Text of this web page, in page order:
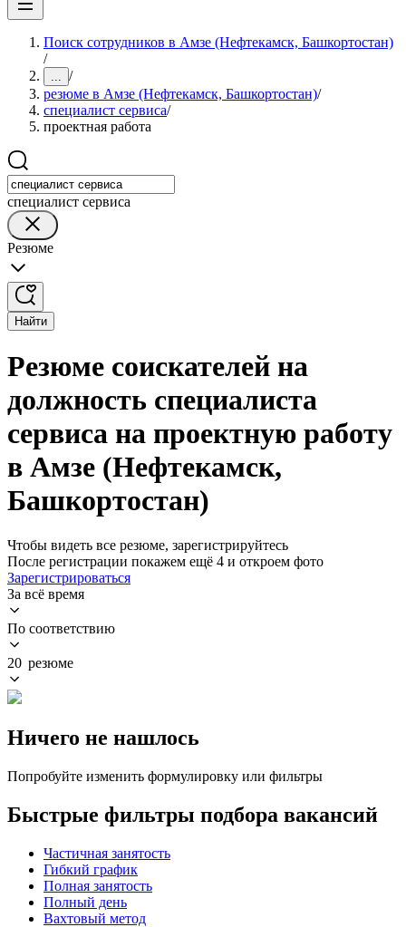
Поиск сотрудников в Амзе (Нефтекамск, Башкортостан)
/
... /
резюме в Амзе (Нефтекамск, Башкортостан)/
специалист сервиса/
проектная работа
специалист сервиса
Резюме
Найти
Резюме соискателей на
должность специалиста
сервиса на проектную работу
в Амзе (Нефтекамск,
Башкортостан)
Чтобы видеть все резюме, зарегистрируйтесь
После регистрации покажем ещё 4 и откроем фото
Зарегистрироваться
За всё время
По соответствию
20 резюме
Ничего не нашлось
Попробуйте изменить формулировку или фильтры
Быстрые фильтры подбора вакансий
Частичная занятость
Гибкий график
Полная занятость
Полный день
Вахтовый метод